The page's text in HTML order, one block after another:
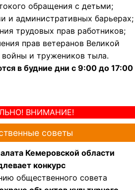
обращения с детьми;
и административных барьерах;
трудовых прав работников;
прав ветеранов Великой
войны и тружеников тыла.
в будние дни с 9:00 до 17:00
ВНИМАНИЕ!
советы
Кемеровской области
конкурс
общественного совета